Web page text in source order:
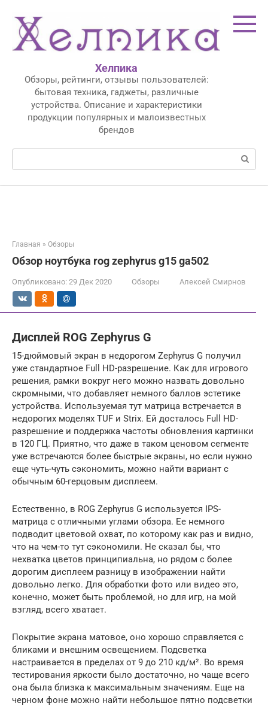
контенту
Хелпика
Обзоры, рейтинги, отзывы пользователей:
бытовая техника, гаджеты, различные
устройства. Описание и характеристики
продукции популярных и малоизвестных
брендов
Поиск:
Главная » Обзоры
Обзор ноутбука rog zephyrus g15 ga502
Опубликовано: 29 Дек 2020 Обзоры Алексей Смирнов
Дисплей ROG Zephyrus G
15-дюймовый экран в недорогом Zephyrus G получил
уже стандартное Full HD-разрешение. Как для игрового
решения, рамки вокруг него можно назвать довольно
скромными, что добавляет немного баллов эстетике
устройства. Используемая тут матрица встречается в
недорогих моделях TUF и Strix. Ей досталось Full HD-
разрешение и поддержка частоты обновления картинки
в 120 ГЦ. Приятно, что даже в таком ценовом сегменте
уже встречаются более быстрые экраны, но если нужно
еще чуть-чуть сэкономить, можно найти вариант с
обычным 60-герцовым дисплеем.
Естественно, в ROG Zephyrus G используется IPS-
матрица с отличными углами обзора. Ее немного
подводит цветовой охват, по которому как раз и видно,
что на чем-то тут сэкономили. Не сказал бы, что
нехватка цветов принципиальна, но рядом с более
дорогим дисплеем разницу в изображении найти
довольно легко. Для обработки фото или видео это,
конечно, может быть проблемой, но для игр, на мой
взгляд, всего хватает.
Покрытие экрана матовое, оно хорошо справляется с
бликами и внешним освещением. Подсветка
настраивается в пределах от 9 до 210 кд/м². Во время
тестирования яркости было достаточно, но чаще всего
она была близка к максимальным значениям. Еще на
черном фоне можно найти небольшое пятно подсветки